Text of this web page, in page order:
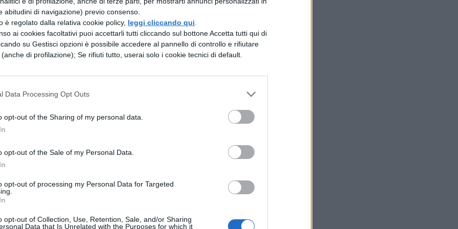
abitudini di navigazione) previo consenso.
è regolato dalla relativa cookie policy, leggi cliccando qui
ai cookies facoltativi puoi accettarli tutti cliccando sul bottone Accetta tutti qui di
su Gestisci opzioni è possibile accedere al pannello di controllo e rifiutare
di profilazione); Se rifiuti tutto, userai solo i cookie tecnici di default.
Data Processing Opt Outs
opt-out of the Sharing of my personal data.
opt-out of the Sale of my Personal Data.
opt-out of processing my Personal Data for Targeted
opt-out of Collection, Use, Retention, Sale, and/or Sharing
Data that Is Unrelated with the Purposes for which it
lo sviluppo di competenze specifiche,
offerta e richiesta, e rafforzano l’occupabilità,
efficiente. Il percorso formativo è essenziale per
robusto e sostenibile.
occupazionali
si rivela
il sistema produttivo verso
incontrano oggi notevoli difficoltà nel reperire
una carenza critica di competenze
di laureati italiani in ambiti tecnico-scientifici è